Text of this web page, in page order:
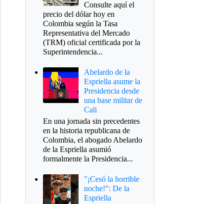
Consulte aquí el
precio del dólar hoy en
Colombia según la Tasa
Representativa del Mercado
(TRM) oficial certificada por la
Superintendencia...
Abelardo de la
Espriella asume la
Presidencia desde
una base militar de
Cali
En una jornada sin precedentes
en la historia republicana de
Colombia, el abogado Abelardo
de la Espriella asumió
formalmente la Presidencia...
"¡Cesó la horrible
noche!": De la
Espriella